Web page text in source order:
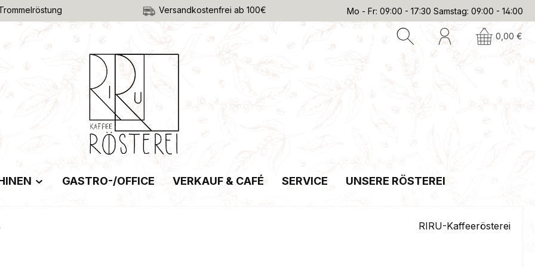
Versandkostenfrei ab 100€ Mo - Fr: 09:00 - 17:30 Samstag: 09:00 - 14:00
0,00 €
GASTRO-/OFFICE VERKAUF & CAFÉ SERVICE UNSERE RÖSTEREI
RIRU-Kaffeerösterei